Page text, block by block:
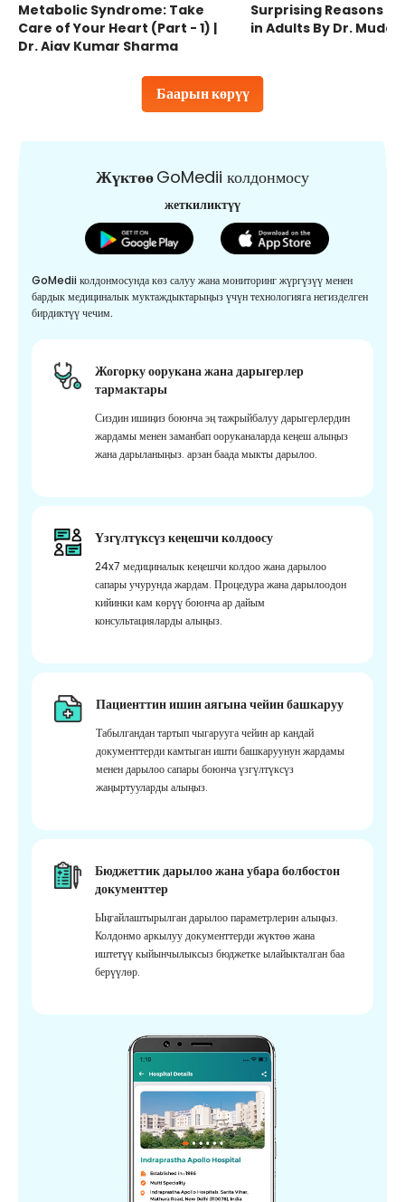
Баарын көрүү
Metabolic Syndrome: Take
Care of Your Heart (Part - 1) |
Dr. Ajay Kumar Sharma
Surprising Reasons
in Adults By Dr.
ЖүктөөGoMedii колдонмосу
жеткиликтүү
GoMedii колдонмосунда көз салуу жана мониторинг жүргүзүү менен
бардык медициналык муктаждыктарыңыз үчүн технологияга негизделген
бирдиктүү чечим.
Жогорку оорукана жана дарыгерлер
тармактары
Сиздин ишиңиз боюнча эң тажрыйбалуу дарыгерлердин
жардамы менен заманбап ооруканаларда кеңеш алыңыз
жана дарыланыңыз. арзан баада мыкты дарылоо.
Үзгүлтүксүз кеңешчи колдоосу
24x7 медициналык кеңешчи колдоо жана дарылоо
сапары учурунда жардам. Процедура жана дарылоодон
кийинки кам көрүү боюнча ар дайым
консультацияларды алыңыз.
Пациенттин ишин аягына чейин башкаруу
Табылгандан тартып чыгарууга чейин ар кандай
документтерди камтыган ишти башкаруунун жардамы
менен дарылоо сапары боюнча үзгүлтүксүз
жаңыртууларды алыңыз.
Бюджеттик дарылоо жана убара болбостон
документтер
Ыңгайлаштырылган дарылоо параметрлерин алыңыз.
Колдонмо аркылуу документтерди жүктөө жана
иштетүү кыйынчылыксыз бюджетке ылайыкталган баа
берүүлөр.